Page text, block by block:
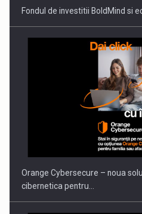
Fondul de investitii BoldMind si
Orange Cybersecure – noua
cibernetica pentru…